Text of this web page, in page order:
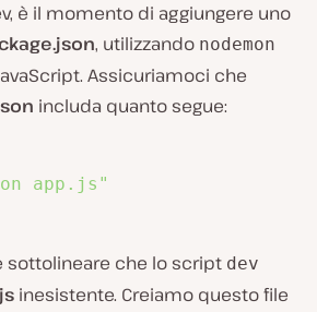
è il momento di aggiungere uno
, utilizzando nodemon
Assicuriamoci che
includa quanto segue:
app.js"
sottolineare che lo script dev
inesistente. Creiamo questo file